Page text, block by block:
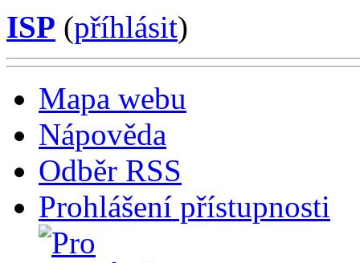
ISP (příhlásit)
Mapa webu
Nápověda
Odběr RSS
Prohlášení přístupnosti